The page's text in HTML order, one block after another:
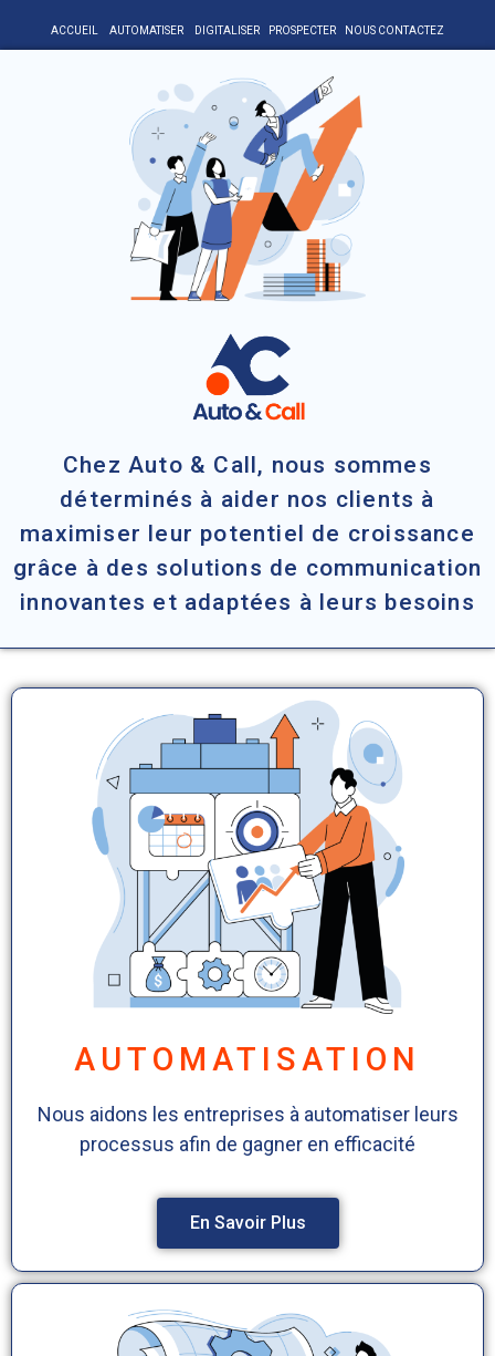
ACCUEIL AUTOMATISER DIGITALISER PROSPECTER NOUS CONTACTEZ
Chez Auto & Call, nous sommes
déterminés à aider nos clients à
maximiser leur potentiel de croissance
grâce à des solutions de communication
innovantes et adaptées à leurs besoins
AUTOMATISATION
Nous aidons les entreprises à automatiser leurs
processus afin de gagner en efficacité
En Savoir Plus